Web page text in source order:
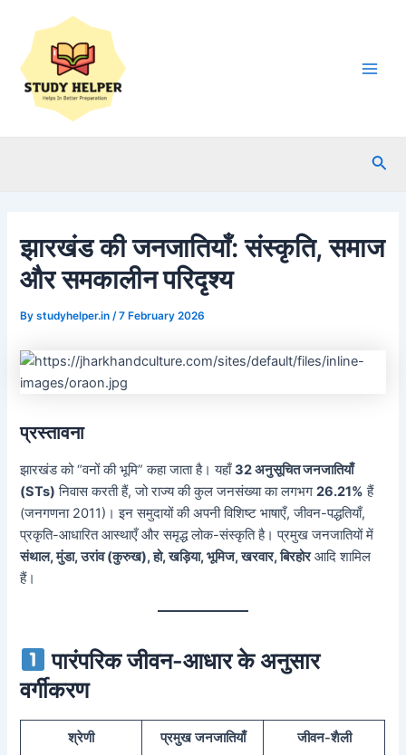
content
झारखंड की जनजातियाँ: संस्कृति, समाज
और समकालीन परिदृश्य
Bystudyhelper.in/7 February 2026
प्रस्तावना
झारखंड को “वनों की भूमि” कहा जाता है। यहाँ32 अनुसूचित जनजातियाँ
(STs) निवास करती हैं, जो राज्य की कुल जनसंख्या का लगभग26.21% हैं
(जनगणना 2011)। इन समुदायों की अपनी विशिष्ट भाषाएँ, जीवन-पद्धतियाँ,
प्रकृति-आधारित आस्थाएँ और समृद्ध लोक-संस्कृति है। प्रमुख जनजातियों में
संथाल, मुंडा, उरांव (कुरुख), हो, खड़िया, भूमिज, खरवार, बिरहोरआदि शामिल
हैं।
पारंपरिक जीवन-आधार के अनुसार
वर्गीकरण
श्रेणी प्रमुख जनजातियाँ जीवन-शैली